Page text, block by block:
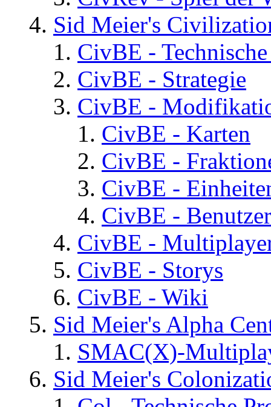
Sid Meier's
CivBE -
CivBE - Strategie
CivBE -
CivBE - Karten
CivBE -
CivBE -
CivBE -
CivBE -
CivBE - Storys
CivBE - Wiki
Sid Meier's Alpha
SMAC(X)-
Sid Meier's